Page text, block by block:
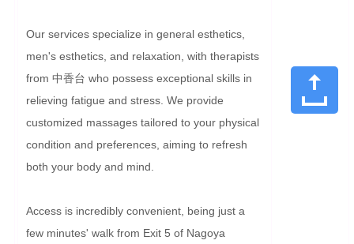
Our services specialize in general esthetics,
men's esthetics, and relaxation, with therapists
from 中香台 who possess exceptional skills in
relieving fatigue and stress. We provide
customized massages tailored to your physical
condition and preferences, aiming to refresh
both your body and mind.
Access is incredibly convenient, being just a
few minutes' walk from Exit 5 of Nagoya